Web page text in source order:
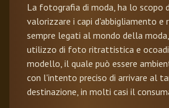
La fotografia di moda, ha lo scopo
valorizzare i capi d'abbigliamento e
sempre legati al mondo della
utilizzo di foto ritrattistica e
modello, il quale può essere
con l'intento preciso di arrivare al
destinazione, in molti casi il